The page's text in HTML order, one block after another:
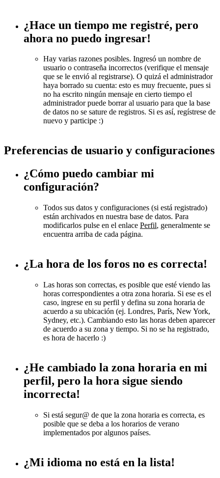
¿Hace un tiempo me registré, pero
ahora no puedo ingresar!
Hay varias razones posibles. Ingresó un nombre de
usuario o contraseña incorrectos (verifique el mensaje
que se le envió al registrarse). O quizá el administrador
haya borrado su cuenta: esto es muy frecuente, pues si
no ha escrito ningún mensaje en cierto tiempo el
administrador puede borrar al usuario para que la base
de datos no se sature de registros. Si es así, regístrese de
nuevo y participe :)
Preferencias de usuario y configuraciones
¿Cómo puedo cambiar mi
configuración?
Todos sus datos y configuraciones (si está registrado)
están archivados en nuestra base de datos. Para
modificarlos pulse en el enlace Perfil, generalmente se
encuentra arriba de cada página.
¿La hora de los foros no es correcta!
Las horas son correctas, es posible que esté viendo las
horas correspondientes a otra zona horaria. Si ese es el
caso, ingrese en su perfil y defina su zona horaria de
acuerdo a su ubicación (ej. Londres, París, New York,
Sydney, etc.). Cambiando esto las horas deben aparecer
de acuerdo a su zona y tiempo. Si no se ha registrado,
es hora de hacerlo :)
¿He cambiado la zona horaria en mi
perfil, pero la hora sigue siendo
incorrecta!
Si está segur@ de que la zona horaria es correcta, es
posible que se deba a los horarios de verano
implementados por algunos países.
¿Mi idioma no está en la lista!